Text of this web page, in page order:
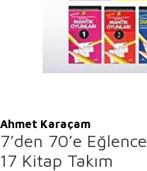
Ahmet Karaçam
7’den 70’e
17 Kitap Takım